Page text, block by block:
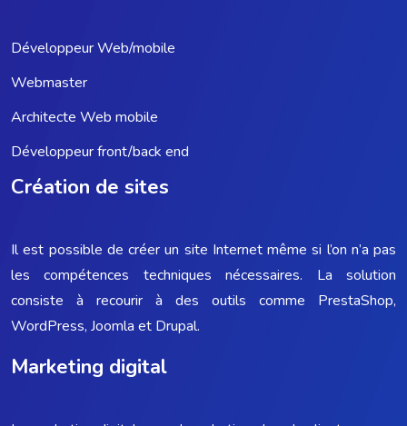
Développeur Web/mobile
Webmaster
Architecte Web mobile
Développeur front/back end
Création de sites
Il est possible de créer un site Internet même si l’on n’a pas
les compétences techniques nécessaires. La solution
consiste à recourir à des outils comme PrestaShop,
WordPress, Joomla et Drupal.
Marketing digital